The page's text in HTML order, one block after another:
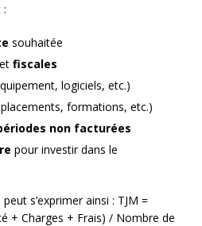
:
souhaitée
et fiscales
logiciels, etc.)
formations, etc.)
non facturées
pour investir dans le
s’exprimer ainsi : TJM =
+ Charges + Frais) / Nombre de